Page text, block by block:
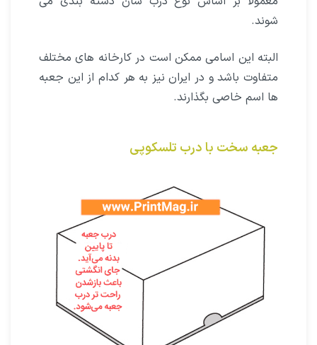
شوند.
البته این اسامی ممکن است در کارخانه های مختلف
متفاوت باشد و در ایران نیز به هر کدام از این جعبه
ها اسم خاصی بگذارند.
جعبه سخت با درب تلسکوپی